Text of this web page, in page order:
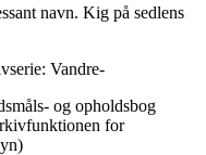
navn. Kig på sedlens
Vandre-
og opholdsbog
for